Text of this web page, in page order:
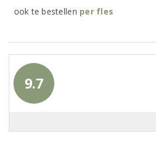
ook te bestellen per fles
9.7